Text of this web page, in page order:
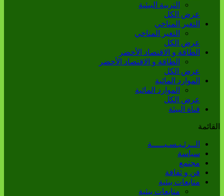
التربية البيئية
عرض الكل
التغير المناخي
التغير المناخي
عرض الكل
الطاقة و الاقتصاد الأخضر
الطاقة و الاقتصاد الأخضر
عرض الكل
الموارد المائية
الموارد المائية
عرض الكل
قناة البيئة
القائمة
الــرئـيـسـيـــــة
سياسة
مجتمع
فن و ثقافة
متابعات بيئية
متابعات بيئية